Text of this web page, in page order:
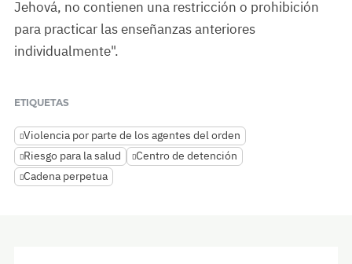
Jehová, no contienen una restricción o prohibición
para practicar las enseñanzas anteriores
individualmente".
ETIQUETAS
Violencia por parte de los agentes del orden
Riesgo para la salud
Centro de detención
Cadena perpetua